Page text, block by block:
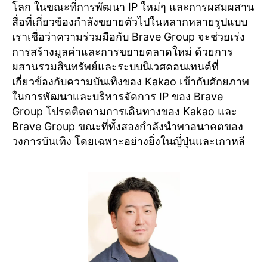
โลก ในขณะที่การพัฒนา IP ใหม่ๆ และการผสมผสาน
สื่อที่เกี่ยวข้องกำลังขยายตัวไปในหลากหลายรูปแบบ
เราเชื่อว่าความร่วมมือกับ Brave Group จะช่วยเร่ง
การสร้างมูลค่าและการขยายตลาดใหม่ ด้วยการ
ผสานรวมสินทรัพย์และระบบนิเวศคอนเทนต์ที่
เกี่ยวข้องกับความบันเทิงของ Kakao เข้ากับศักยภาพ
ในการพัฒนาและบริหารจัดการ IP ของ Brave
Group โปรดติดตามการเดินทางของ Kakao และ
Brave Group ขณะที่ทั้งสองกำลังนำพาอนาคตของ
วงการบันเทิง โดยเฉพาะอย่างยิ่งในญี่ปุ่นและเกาหลี